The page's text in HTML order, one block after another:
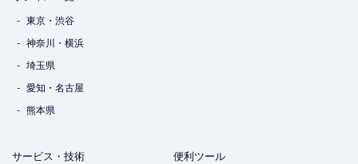
東京・渋谷
神奈川・横浜
埼玉県
愛知・名古屋
熊本県
サービス・技術 便利ツール